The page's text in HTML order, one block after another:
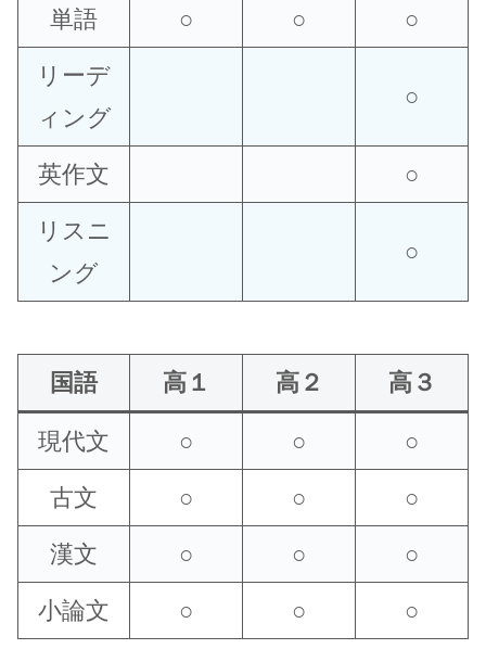
単語 ○ ○ ○
リーデ
ィング
○
英作文 ○
リスニ
ング
○
国語 高１ 高２ 高３
現代文 ○ ○ ○
古文 ○ ○ ○
漢文 ○ ○ ○
小論文 ○ ○ ○